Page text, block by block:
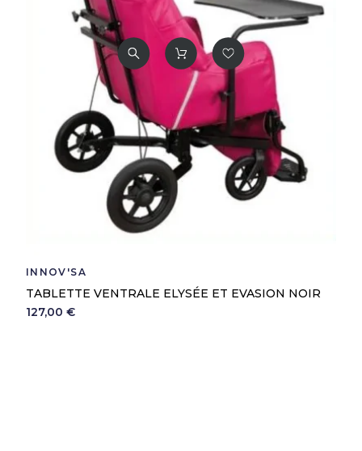
INNOV'SA
TABLETTE VENTRALE ELYSÉE ET EVASION NOIR
127,00 €